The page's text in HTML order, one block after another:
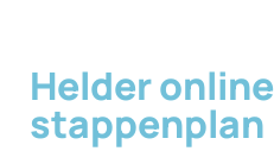
Helder online
stappenplan